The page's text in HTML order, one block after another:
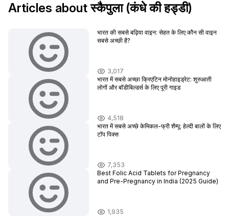
Articles about स्कैपुला (कंधे की हड्डी)
भारत की सबसे बढ़िया वाइन: सेहत के लिए कौन सी वाइन
सबसे अच्छी है?
3,017
भारत में सबसे अच्छा क्रिएटिन मोनोहाइड्रेट: शुरुआती
लोगों और बॉडीबिल्डर्स के लिए पूरी गाइड
4,518
भारत में सबसे अच्छे केमिकल-फ्री शैम्पू: हेल्दी बालों के लिए
टॉप पिक्स
7,353
Best Folic Acid Tablets for Pregnancy
and Pre-Pregnancy in India (2025 Guide)
1,935